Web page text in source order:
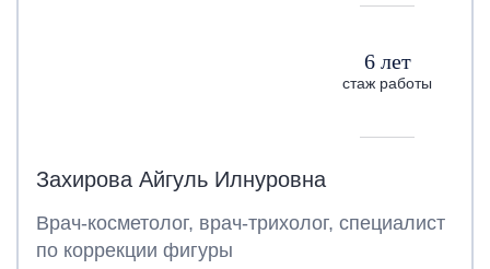
6 лет
стаж работы
Захирова Айгуль Илнуровна
Врач-косметолог, врач-трихолог, специалист
по коррекции фигуры